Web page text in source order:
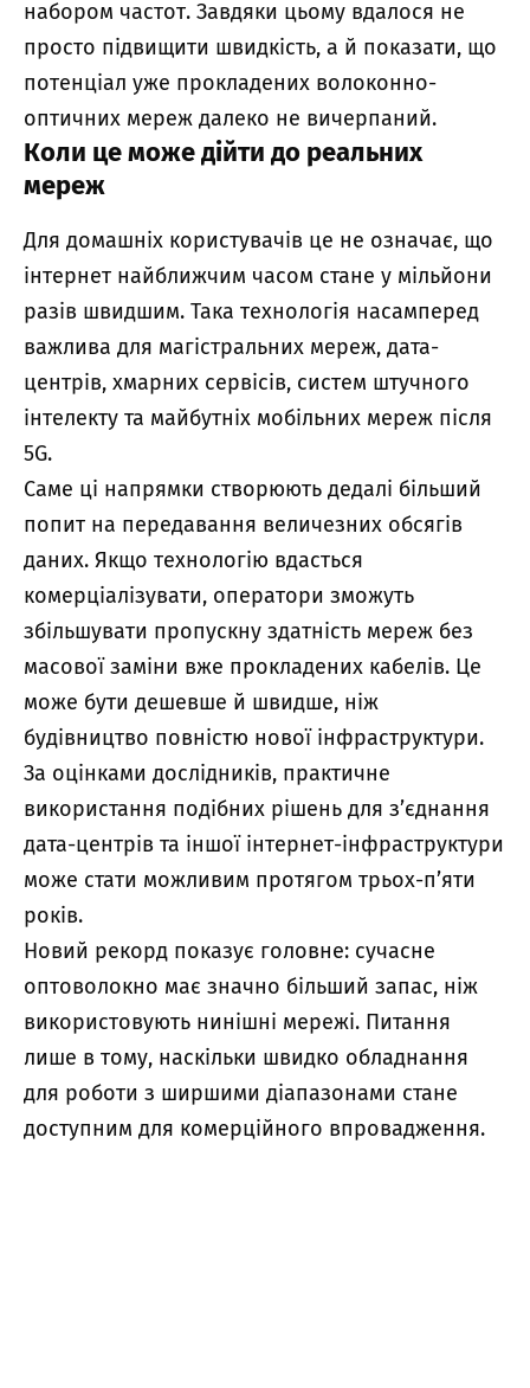
набором частот. Завдяки цьому вдалося не
просто підвищити швидкість, а й показати, що
потенціал уже прокладених волоконно-
оптичних мереж далеко не вичерпаний.
Коли це може дійти до реальних
мереж
Для домашніх користувачів це не означає, що
інтернет найближчим часом стане у мільйони
разів швидшим. Така технологія насамперед
важлива для магістральних мереж, дата-
центрів, хмарних сервісів, систем штучного
інтелекту та майбутніх мобільних мереж після
5G.
Саме ці напрямки створюють дедалі більший
попит на передавання величезних обсягів
даних. Якщо технологію вдасться
комерціалізувати, оператори зможуть
збільшувати пропускну здатність мереж без
масової заміни вже прокладених кабелів. Це
може бути дешевше й швидше, ніж
будівництво повністю нової інфраструктури.
За оцінками дослідників, практичне
використання подібних рішень для з’єднання
дата-центрів та іншої інтернет-інфраструктури
може стати можливим протягом трьох-п’яти
років.
Новий рекорд показує головне: сучасне
оптоволокно має значно більший запас, ніж
використовують нинішні мережі. Питання
лише в тому, наскільки швидко обладнання
для роботи з ширшими діапазонами стане
доступним для комерційного впровадження.